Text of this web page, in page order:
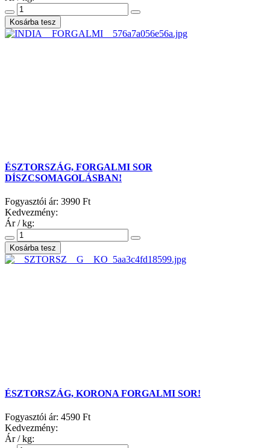
ÉSZTORSZÁG, FORGALMI SOR
DÍSZCSOMAGOLÁSBAN!
Fogyasztói ár: 3990 Ft
Kedvezmény:
Ár / kg:
ÉSZTORSZÁG, KORONA FORGALMI SOR!
Fogyasztói ár: 4590 Ft
Kedvezmény:
Ár / kg: